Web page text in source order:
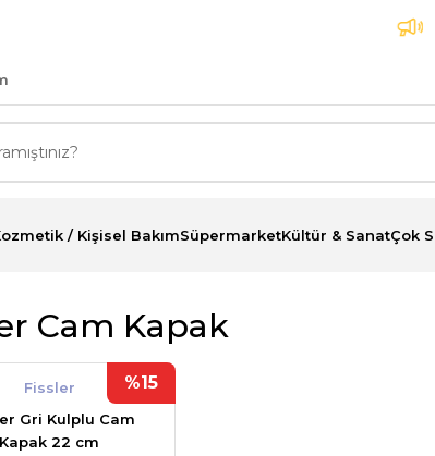
Peşin Fiyatına 3 Taksit İmkanı
/ Kişisel BakımSüpermarketKültür & SanatÇok
Cam Kapak
%15
Fissler
Gri Kulplu Cam
Kapak 22 cm